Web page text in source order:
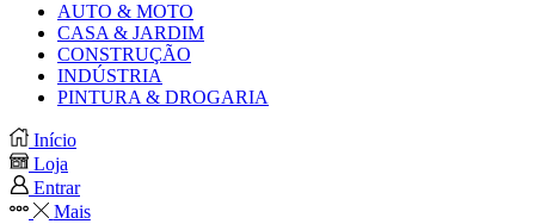
AUTO & MOTO
CASA & JARDIM
CONSTRUÇÃO
INDÚSTRIA
PINTURA & DROGARIA
Início
Loja
Entrar
Mais